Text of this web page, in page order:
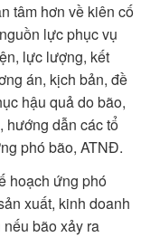
tâm hơn về kiên cố
lực phục vụ
lực lượng, kết
án, kịch bản, đề
hậu quả do bão,
hướng dẫn các tổ
phó bão, ATNĐ.
hoạch ứng phó
xuất, kinh doanh
bão xảy ra